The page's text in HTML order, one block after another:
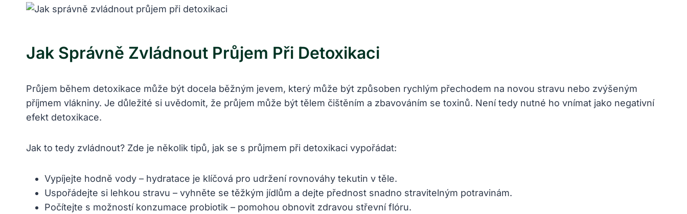
Jak Správně Zvládnout Průjem Při Detoxikaci
Průjem během detoxikace může být docela běžným jevem, který může být způsoben rychlým přechodem na novou stravu nebo zvýšeným
příjmem vlákniny. Je důležité si uvědomit, že průjem může být tělem čištěním a zbavováním se toxinů. Není tedy nutné ho vnímat jako negativní
efekt detoxikace.
Jak to tedy zvládnout? Zde je několik tipů, jak se s průjmem při detoxikaci vypořádat:
Vypíjejte hodně vody – hydratace je klíčová pro udržení rovnováhy tekutin v těle.
Uspořádejte si lehkou stravu – vyhněte se těžkým jídlům a dejte přednost snadno stravitelným potravinám.
Počítejte s možností konzumace probiotik – pomohou obnovit zdravou střevní flóru.